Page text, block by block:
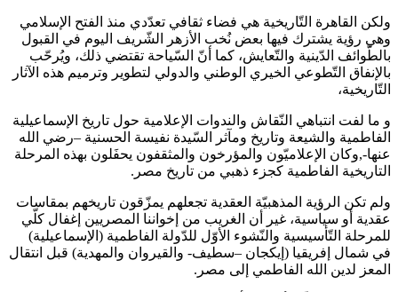
ولكن القاهرة التّاريخية هي فضاء ثقافي تعدّدي منذ الفتح الإسلامي
وهي رؤية يشترك فيها بعض نُخب الأزهر الشّريف اليوم في القبول
بالطّوائف الدّينية والتّعايش، كما أنّ السّياحة تقتضي ذلك، ويُرحّب
بالإنفاق التّطوعي الخيري الوطني والدولي لتطوير وترميم هذه الآثار
التّاريخية،
و ما لفت انتباهي النّقاش والندوات الإعلامية حول تاريخ الإسماعيلية
الفاطمية والشيعة وتاريخ ومآثر السّيدة نفيسة الحسنية –رضي الله
عنها-,وكان الإعلاميّون والمؤرخون والمثقفون يحفَلون بهذه المرحلة
التاريخية الفاطمية كجزء ذهبي من تاريخ مصر.
ولم تكن الرؤية المذهبيّة العقدية تجعلهم يمزّقون تاريخهم بمقاسات
عقدية أو سياسية، غير أن الغريب من إخواننا المصريين إغفال كلّي
للمرحلة التّأسيسية والنّشوء الأوّل للدّولة الفاطمية (الإسماعيلية)
في شمال إفريقيا (إيكجان –سطيف- والقيروان والمهدية) قبل انتقال
المعز لدين الله الفاطمي إلى مصر.